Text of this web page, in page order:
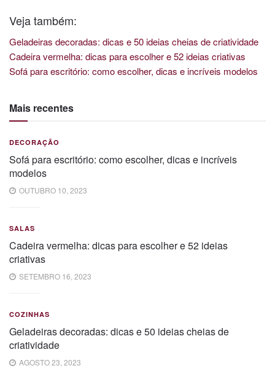
Veja também:
Geladeiras decoradas: dicas e 50 ideias cheias de criatividade
Cadeira vermelha: dicas para escolher e 52 ideias criativas
Sofá para escritório: como escolher, dicas e incríveis modelos
Mais recentes
DECORAÇÃO
Sofá para escritório: como escolher, dicas e incríveis
modelos
OUTUBRO 10, 2023
SALAS
Cadeira vermelha: dicas para escolher e 52 ideias
criativas
SETEMBRO 16, 2023
COZINHAS
Geladeiras decoradas: dicas e 50 ideias cheias de
criatividade
AGOSTO 23, 2023